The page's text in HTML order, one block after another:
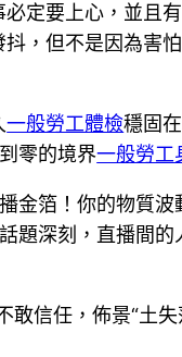
定要上心，並且
，但不是因為害
一般勞工體檢穩固
零的境界一般勞工
金箔！你的物質
題深刻，直播間
信任，佈景“土